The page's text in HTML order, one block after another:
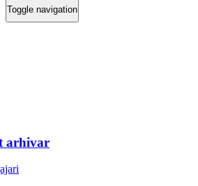
Toggle navigation
arhivar